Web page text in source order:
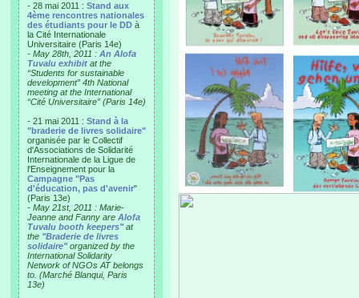
- 28 mai 2011 : Stand aux
4ème rencontres nationales
des étudiants pour le DD à
la Cité Internationale
Universitaire (Paris 14e)
- May 28th, 2011 : An Alofa
Tuvalu exhibit at the
“Students for sustainable
development” 4th National
meeting at the International
“Cité Universitaire” (Paris 14e)
- 21 mai 2011 : Stand à la
"braderie de livres solidaire"
organisée par le Collectif
d'Associations de Solidarité
Internationale de la Ligue de
l'Enseignement pour la
Campagne "Pas
d'éducation, pas d'avenir"
(Paris 13e)
- May 21st, 2011 : Marie-
Jeanne and Fanny are Alofa
Tuvalu booth keepers"at
the "Braderie de livres
solidaire"organized by the
International Solidarity
Network of NGOs AT belongs
to. (Marché Blanqui, Paris
13e)